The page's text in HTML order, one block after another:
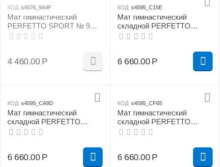
КОД: s4576_9A4F
Мат гимнастический
PERFETTO SPORT № 9
(100 х 150 х 10) см сине/
4 460.00 Р
КОД: s4595_C15E
Мат гимнастический
складной PERFETTO
SPORT № 5 (100 х 200 х 10)
6 660.00 Р
КОД: s4595_CA9D
Мат гимнастический
складной PERFETTO
SPORT № 5 (100 х 200 х 10)
6 660.00 Р
КОД: s4595_CF65
Мат гимнастический
складной PERFETTO
SPORT № 5 (100 х 200 х 10)
6 660.00 Р